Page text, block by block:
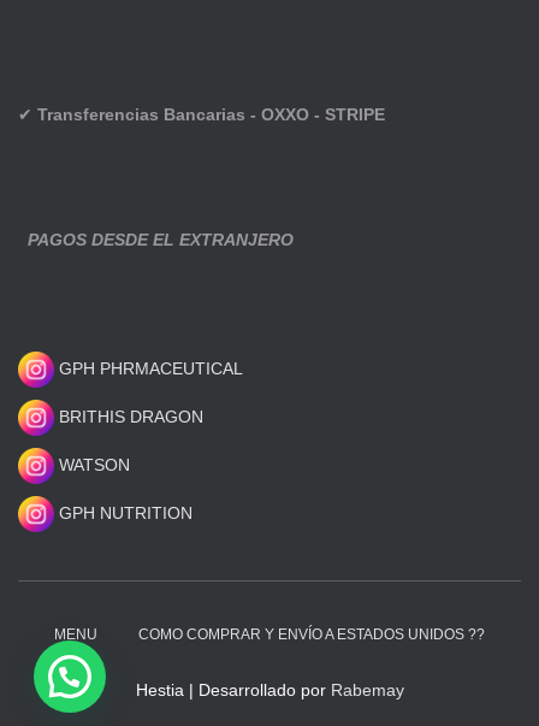
✔ Transferencias Bancarias - OXXO - STRIPE
PAGOS DESDE EL EXTRANJERO
GPH PHRMACEUTICAL
BRITHIS DRAGON
WATSON
GPH NUTRITION
MENU COMO COMPRAR Y ENVÍO A ESTADOS UNIDOS ??
Hestia | Desarrollado por Rabemay